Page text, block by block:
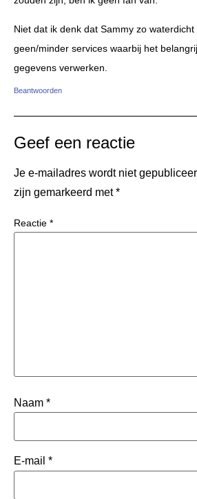
Niet dat ik denk dat Sammy zo
geen/minder services waarbij het
gegevens verwerken.
Beantwoorden
Geef een reactie
Je e-mailadres wordt niet
zijn gemarkeerd met*
Reactie *
Naam *
E-mail *